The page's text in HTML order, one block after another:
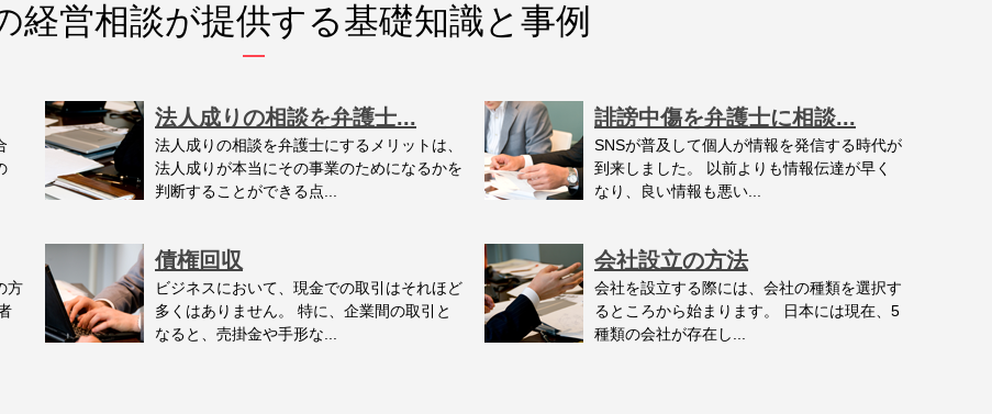
経営相談が提供する基礎知識と事例
法人成りの相談を弁護士...
法人成りの相談を弁護士にするメリットは、
法人成りが本当にその事業のためになるかを
判断することができる点...
誹謗中傷を弁護士に相談...
SNSが普及して個人が情報を発信する時代が
到来しました。 以前よりも情報伝達が早く
なり、良い情報も悪い...
方
債権回収
ビジネスにおいて、現金での取引はそれほど
多くはありません。 特に、企業間の取引と
なると、売掛金や手形な...
会社設立の方法
会社を設立する際には、会社の種類を選択す
るところから始まります。 日本には現在、5
種類の会社が存在し...